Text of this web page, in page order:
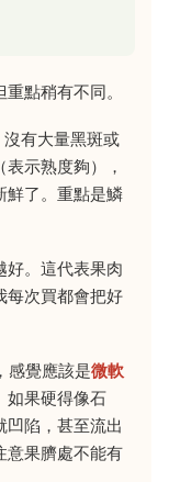
點稍有不同。
沒有大量黑斑或
示熟度夠），
鮮了。重點是鱗
好。這代表果肉
每次買都會把好
感覺應該是微軟
如果硬得像石
凹陷，甚至流出
意果臍處不能有